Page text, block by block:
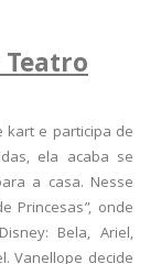
Teatro
kart e participa de
ela acaba se
a casa. Nesse
Princesas”, onde
Bela, Ariel,